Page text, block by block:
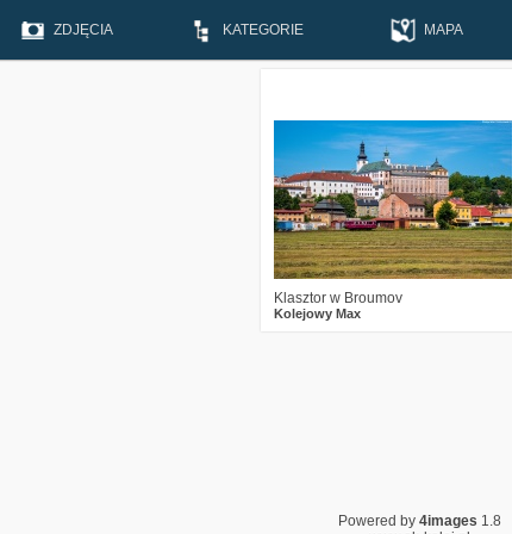
ZDJĘCIA KATEGORIE MAPA
Klasztor w Broumov
Kolejowy Max
Powered by 4images 1.8